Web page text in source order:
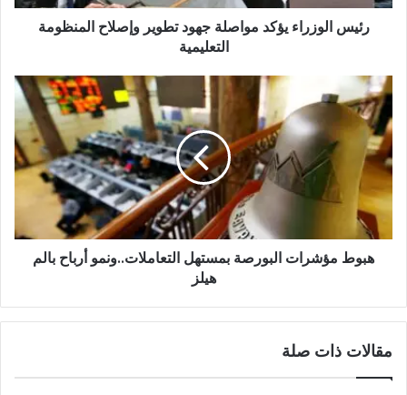
رئيس الوزراء يؤكد مواصلة جهود تطوير وإصلاح المنظومة
التعليمية
هبوط مؤشرات البورصة بمستهل التعاملات..ونمو أرباح بالم
هيلز
مقالات ذات صلة